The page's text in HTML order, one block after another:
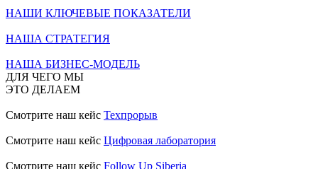
НАШИ КЛЮЧЕВЫЕ ПОКАЗАТЕЛИ
НАША СТРАТЕГИЯ
НАША БИЗНЕС-МОДЕЛЬ
ДЛЯ ЧЕГО МЫ
ЭТО ДЕЛАЕМ
Смотрите наш кейс Техпрорыв
Смотрите наш кейс Цифровая лаборатория
Смотрите наш кейс Follow Up Siberia